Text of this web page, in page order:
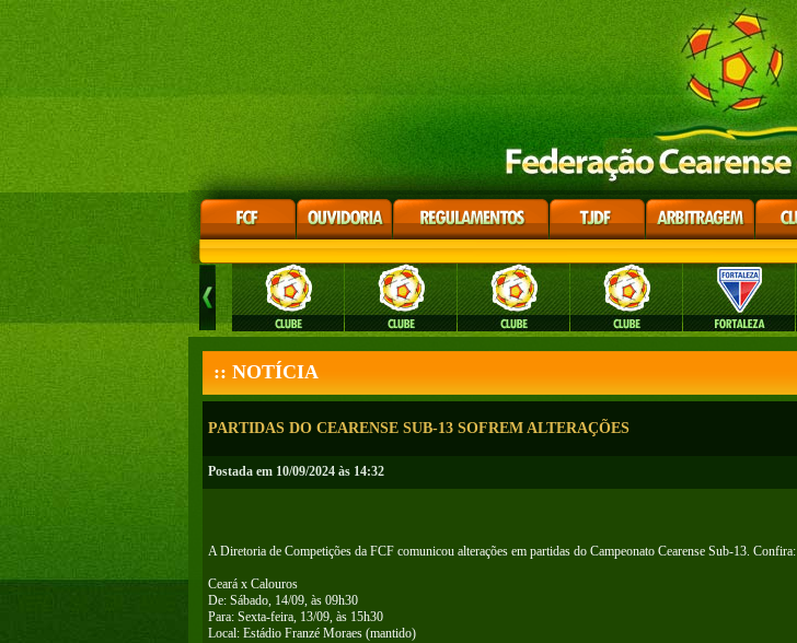
:: NOTÍCIA
PARTIDAS DO CEARENSE SUB-13 SOFREM ALTERAÇÕES
Postada em 10/09/2024 às 14:32
A Diretoria de Competições da FCF comunicou alterações em partidas do Campeonato Cearense Sub-13. Confira:
Ceará x Calouros
De: Sábado, 14/09, às 09h30
Para: Sexta-feira, 13/09, às 15h30
Local: Estádio Franzé Moraes (mantido)